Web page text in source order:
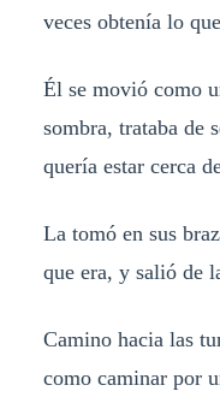
veces obtenía lo
Él se movió como
sombra, trataba de
quería estar cerca
La tomó en sus
que era, y salió de
Camino hacia las
como caminar por